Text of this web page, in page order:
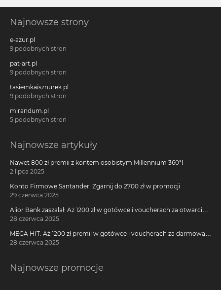
Najnowsze strony
e-azur.pl
9 podobnych stron
pat-art.pl
9 podobnych stron
tasiemkaisznurek.pl
9 podobnych stron
mirandum.pl
5 podobnych stron
Najnowsze artykuły
Nawet 800 zł premii z kontem osobistym Millennium 360°!
2 lipca 2025
Konto Firmowe Santander: Zgarnij do 2700 zł w promocji
29 czerwca 2025
Alior Bank zaszalał: Aż 1200 zł w gotówce i voucherach za otwarcie
darmowego konta!
28 czerwca 2025
MEGA HIT: Aż 1200 zł premii w gotówce i voucherach za darmową
kartę kredytową Citi Simplicity
28 czerwca 2025
Najnowsze promocje